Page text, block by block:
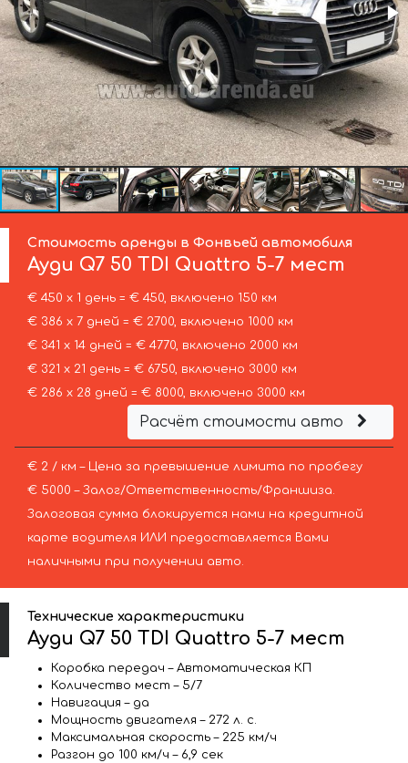
Стоимость аренды в Фонвьей автомобиля
Ауди Q7 50 TDI Quattro 5-7 мест
€ 450 х 1 день = € 450, включено 150 км
€ 386 х 7 дней = € 2700, включено 1000 км
€ 341 х 14 дней = € 4770, включено 2000 км
€ 321 х 21 день = € 6750, включено 3000 км
€ 286 х 28 дней = € 8000, включено 3000 км
Расчёт стоимости авто
€ 2 / км – Цена за превышение лимита по пробегу
€ 5000 – Залог/Ответственность/Франшиза.
Залоговая сумма блокируется нами на кредитной
карте водителя ИЛИ предоставляется Вами
наличными при получении авто.
Технические характеристики
Ауди Q7 50 TDI Quattro 5-7 мест
Коробка передач – Автоматическая КП
Количество мест – 5/7
Навигация – да
Мощность двигателя – 272 л. с.
Максимальная скорость – 225 км/ч
Разгон до 100 км/ч – 6,9 сек